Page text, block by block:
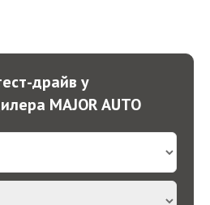
драйв у
MAJOR AUTO